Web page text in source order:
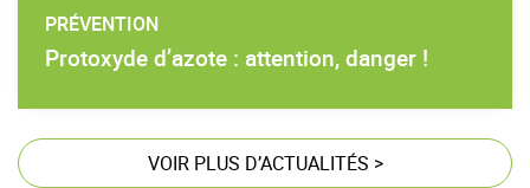
PRÉVENTION
Protoxyde d’azote : attention, danger !
VOIR PLUS D’ACTUALITÉS >